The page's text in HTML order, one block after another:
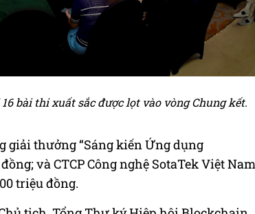
bài thi xuất sắc được lọt vào vòng Chung kết.
giải thưởng “Sáng kiến Ứng dụng
và CTCP Công nghệ SotaTek Việt Nam
triệu đồng.